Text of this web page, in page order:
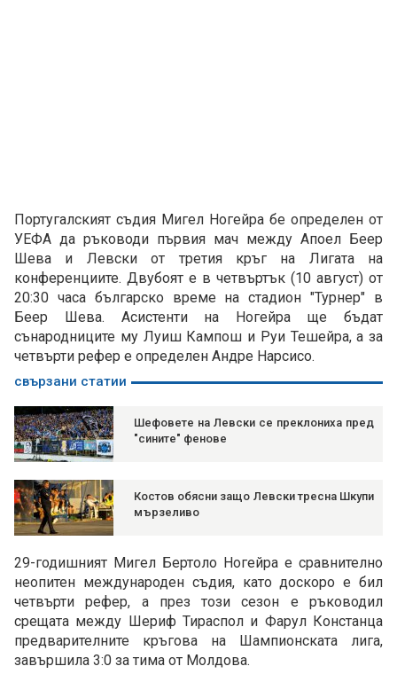
Португалският съдия Мигел Ногейра бе определен от
УЕФА да ръководи първия мач между Апоел Беер
Шева и Левски от третия кръг на Лигата на
конференциите. Двубоят е в четвъртък (10 август) от
20:30 часа българско време на стадион "Турнер" в
Беер Шева. Асистенти на Ногейра ще бъдат
сънародниците му Луиш Кампош и Руи Тешейра, а за
четвърти рефер е определен Андре Нарсисо.
свързани статии
Шефовете на Левски се преклониха пред
"сините" фенове
Костов обясни защо Левски тресна Шкупи
мързеливо
29-годишният Мигел Бертоло Ногейра е сравнително
неопитен международен съдия, като доскоро е бил
четвърти рефер, а през този сезон е ръководил
срещата между Шериф Тираспол и Фарул Констанца
предварителните кръгова на Шампионската лига,
завършила 3:0 за тима от Молдова.